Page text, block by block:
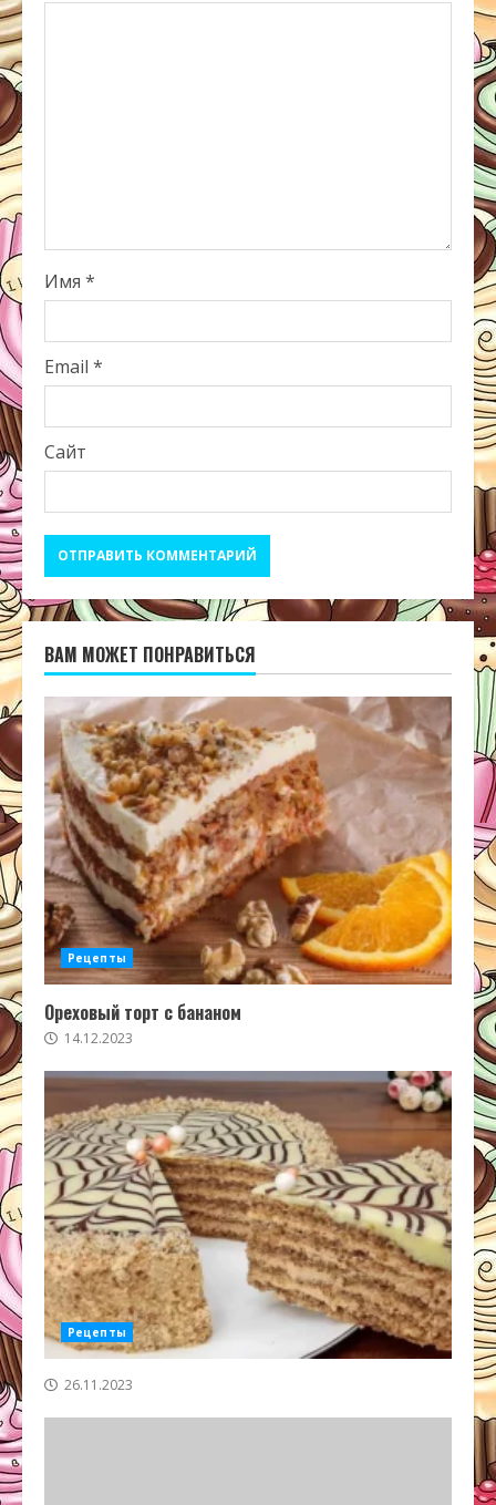
Имя *
Email *
Сайт
ВАМ МОЖЕТ ПОНРАВИТЬСЯ
Рецепты
Ореховый торт с бананом
14.12.2023
Рецепты
26.11.2023